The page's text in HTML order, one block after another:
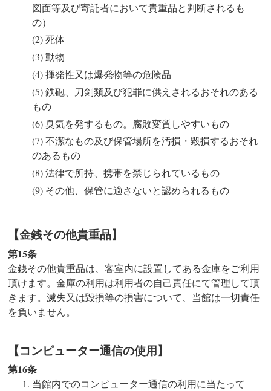
図面等及び寄託者において貴重品と判断されるも
の）
死体
動物
揮発性又は爆発物等の危険品
鉄砲、刀剣類及び犯罪に供えされるおそれのある
もの
臭気を発するもの。腐敗変質しやすいもの
不潔なもの及び保管場所を汚損・毀損するおそれ
のあるもの
法律で所持、携帯を禁じられているもの
その他、保管に適さないと認められるもの
【金銭その他貴重品】
第15条
金銭その他貴重品は、客室内に設置してある金庫をご利用
頂けます。金庫の利用は利用者の自己責任にて管理して頂
きます。滅失又は毀損等の損害について、当館は一切責任
を負いません。
【コンピューター通信の使用】
第16条
当館内でのコンピューター通信の利用に当たって